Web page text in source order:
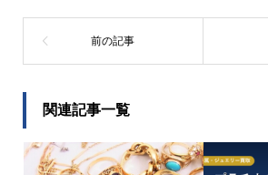
関連記事一覧